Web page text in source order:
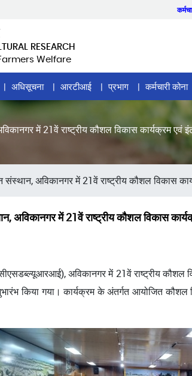
RESEARCH
Welfare
अधिसूचना आरटीआई प्रभाग कर्मचारी कोना
में 21वें राष्ट्रीय कौशल विकास कार्यक्रम एवं
अविकानगर में 21वें राष्ट्रीय कौशल विकास
में 21वें राष्ट्रीय कौशल विकास
अविकानगर में 21वें राष्ट्रीय कौशल
शुभारंभ किया गया। कार्यक्रम के अंतर्गत आयोजित